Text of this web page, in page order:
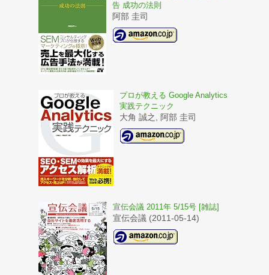
告 成功の法則
阿部 圭司
プロが教える Google Analytics
実践テクニック
大角 誠之, 阿部 圭司
宣伝会議 2011年 5/15号 [雑誌]
宣伝会議 (2011-05-14)